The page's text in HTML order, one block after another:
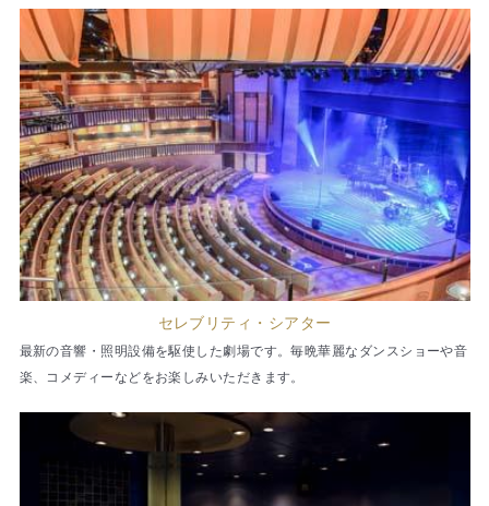
セレブリティ・シアター
最新の音響・照明設備を駆使した劇場です。毎晩華麗なダンスショーや音
楽、コメディーなどをお楽しみいただきます。